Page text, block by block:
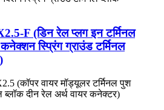
F (डिन रेल प्लग इन टर्मिनल
स्प्रिंग ग्राउंड टर्मिनल